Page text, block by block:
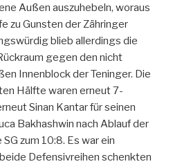
Außen auszuhebeln, woraus
zu Gunsten der Zähringer
blieb allerdings die
gegen den nicht
Innenblock der Teninger. Die
Hälfte waren erneut 7-
Sinan Kantar für seinen
Bakhashwin nach Ablauf der
zum 10:8. Es war ein
Defensivreihen schenkten